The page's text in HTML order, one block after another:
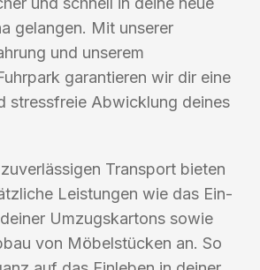
gelangen. Mit unserer
und unserem
garantieren wir dir eine
stressfreie Abwicklung deines
Transport bieten
Leistungen wie das Ein-
Umzugskartons sowie
von Möbelstücken an. So